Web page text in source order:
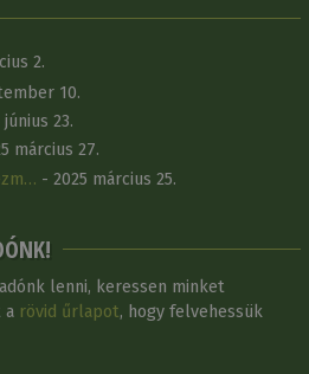
2.
10.
június 23.
március 27.
- 2025 március 25.
lenni, keressen minket
a rövid űrlapot, hogy felvehessük